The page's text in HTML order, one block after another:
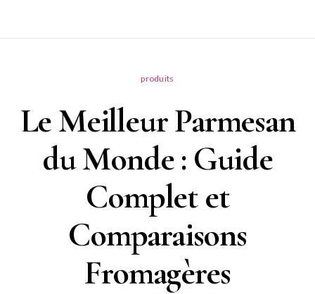
produits
Le Meilleur Parmesan
du Monde : Guide
Complet et
Comparaisons
Fromagères